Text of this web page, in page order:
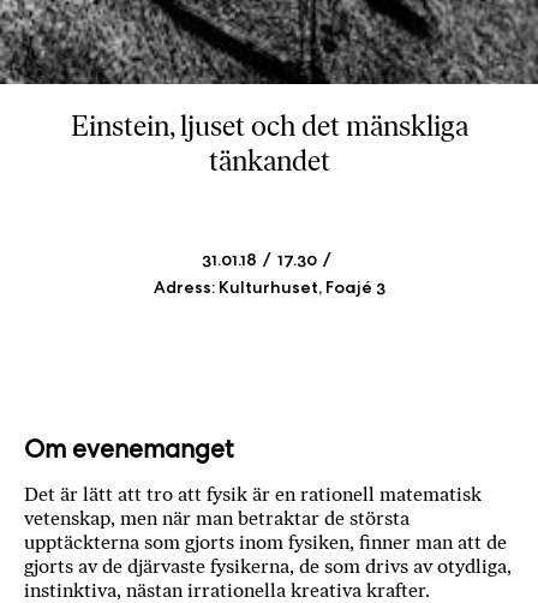
b
ö
c
e
r
l
i
i
T
a
n
Einstein, ljuset och det mänskliga
tänkandet
31.01.18
17.30
Adress: Kulturhuset, Foajé 3
Om evenemanget
Det är lätt att tro att fysik är en rationell matematisk
vetenskap, men när man betraktar de största
upptäckterna som gjorts inom fysiken, finner man att de
gjorts av de djärvaste fysikerna, de som drivs av otydliga,
instinktiva, nästan irrationella kreativa krafter.